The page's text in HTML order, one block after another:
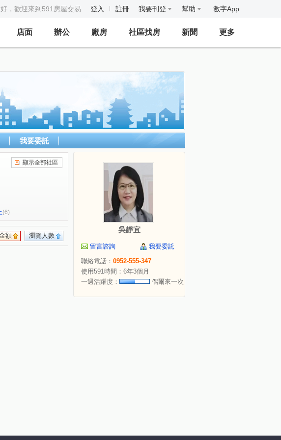
，歡迎來到591房屋交易 登入 註冊 我要刊登 幫助 數字App
店面 辦公 廠房 社區找房 新聞 更多
我要委託
顯示全部社區
(6)
瀏覽人數
額
吳靜宜
留言諮詢
我要委託
聯絡電話： 0952-555-347
使用591時間：6年3個月
一週活躍度：
偶爾來一次